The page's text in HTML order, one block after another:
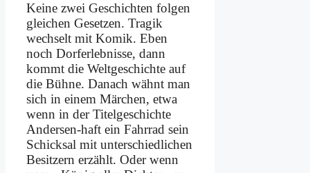
Kei­ne zwei Ge­schich­ten fol­gen
glei­chen Ge­set­zen. Tra­gik
wech­selt mit Ko­mik. Eben
noch Dorf­erleb­nis­se, dann
kommt die Welt­ge­schich­te auf
die Büh­ne. Da­nach wähnt man
sich in ei­nem Mär­chen, et­wa
wenn in der Ti­tel­ge­schich­te
An­der­sen-haft ein Fahr­rad sein
Schick­sal mit un­ter­schied­li­chen
Be­sit­zern er­zählt. Oder wenn